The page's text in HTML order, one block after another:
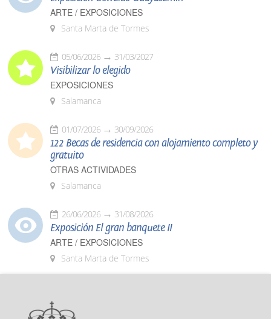
ARTE / EXPOSICIONES
Santa Marta de Tormes
05/06/2026 31/03/2027
Visibilizar lo elegido
EXPOSICIONES
Salamanca
01/07/2026 30/09/2026
122 Becas de residencia con alojamiento completo y
gratuito
OTRAS ACTIVIDADES
Salamanca
26/06/2026 31/08/2026
Exposición El gran banquete II
ARTE / EXPOSICIONES
Santa Marta de Tormes